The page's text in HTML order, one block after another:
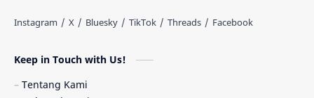
Keep in Touch with Us!
Tentang Kami